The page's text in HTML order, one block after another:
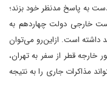
دست به پاسخ مدنظر خود بزند؛
خارجی دولت چهاردهم به
داشته است. از‌این‌رو می‌توان
خارجه قطر از سفر به تهران،
مذاکرات جاری را به نتیجه